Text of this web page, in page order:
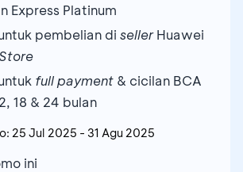
Express Platinum
pembelian di sellerHuawei
full payment & cicilan BCA
18 & 24 bulan
25 Jul 2025 - 31 Agu 2025
ini